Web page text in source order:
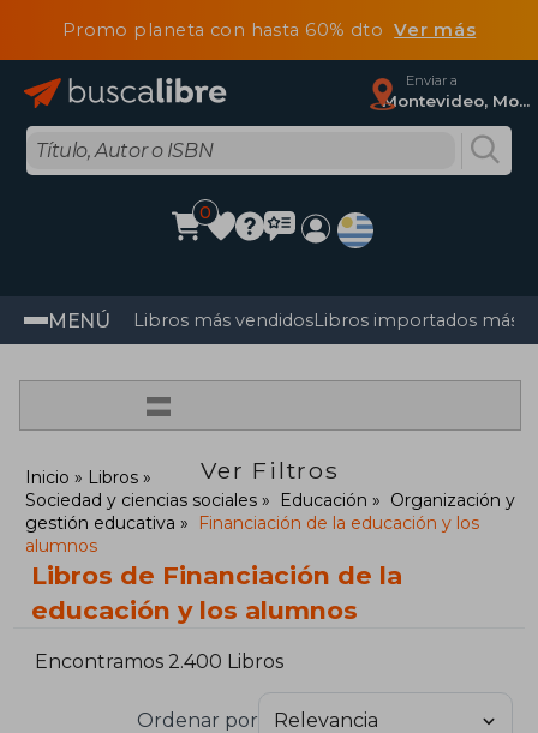
Promo planeta con hasta 60% dtoVer más
Enviar a
Montevideo, Montevideo
0
MENÚ Libros más vendidosLibros importados más
=
Ver Filtros
Inicio
Libros
Sociedad y ciencias sociales
Educación
Organización y
gestión educativa
Financiación de la educación y los
alumnos
Libros de Financiación de la
educación y los alumnos
Encontramos 2.400 Libros
Ordenar por